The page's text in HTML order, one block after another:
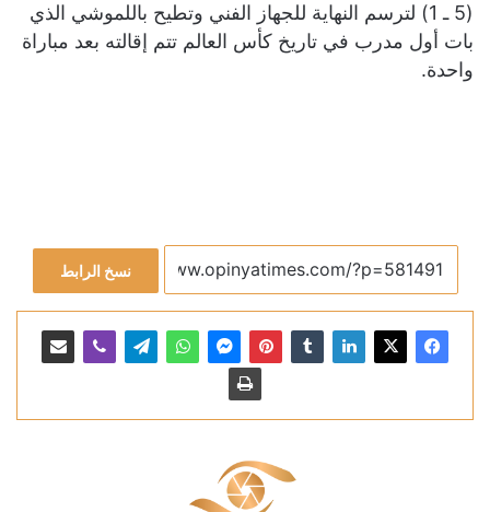
(5 ـ 1) لترسم النهاية للجهاز الفني وتطيح باللموشي الذي
بات أول مدرب في تاريخ كأس العالم تتم إقالته بعد مباراة
واحدة.
نسخ الرابط